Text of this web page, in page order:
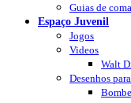
Guias de
Espaço Juvenil
Jogos
Videos
Walt
Desenhos